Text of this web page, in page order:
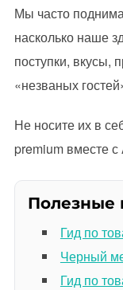
Мы часто
насколько наше
поступки, вкусы,
«незваных
Не носите их в
premium вместе с
Полезные
Гид по
Черный
Гид по